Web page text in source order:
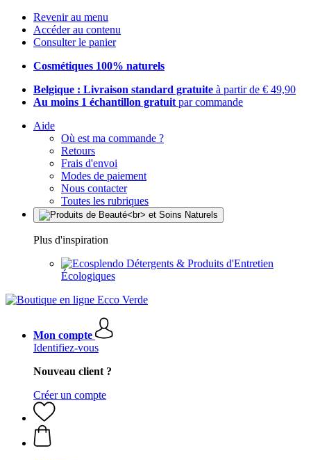
Revenir au menu
Accéder au contenu
Consulter le panier
Cosmétiques 100% naturels
Belgique : Livraison standard gratuite à partir de € 49,90
Au moins 1 échantillon gratuit par commande
Aide
Où est ma commande ?
Retours
Frais d'envoi
Modes de paiement
Nous contacter
Toutes les rubriques
Plus d'inspiration
Détergents & Produits d'Entretien
Écologiques
Mon compte
Identifiez-vous
Nouveau client ?
Créer un compte